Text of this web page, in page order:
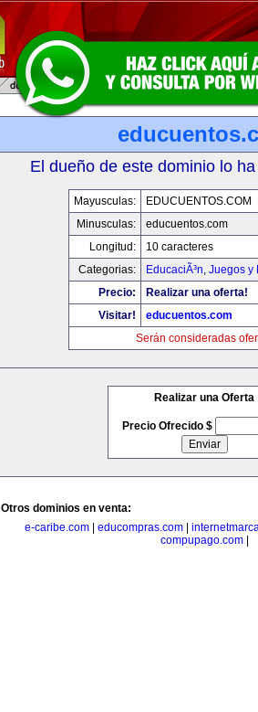
El dueño de este dominio lo
Mayusculas:
EDUCUENTOS.COM
Minusculas:
educuentos.com
Longitud:
10 caracteres
Categorias:
EducaciÃ³n, Juegos y
Precio:
Realizar una oferta!
Visitar!
educuentos.com
Serán consideradas
Realizar una Oferta
Precio Ofrecido $
Otros dominios en venta:
e-caribe.com| educompras.com|
compupago.com|